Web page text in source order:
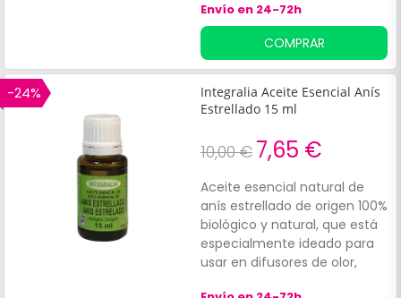
esencial ecológico está
diseñado para calmar la
mente y mejorar la calidad
del descanso, aportando
serenidad en momentos de
tensión.
Envío en 24-72h
COMPRAR
-24%
Integralia Aceite Esencial Anís
Estrellado 15 ml
10,00 € 7,65 €
Aceite esencial natural de
anís estrellado de origen 100%
biológico y natural, que está
especialmente ideado para
usar en difusores de olor,